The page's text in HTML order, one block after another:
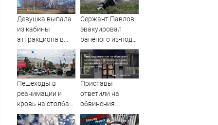
на самом
неожиданном
направлении.
Армия
реку. Ключевой
узел обороны пал
Девушка выпала
из кабины
аттракциона в
российском
городе
Сержант Павлов
эвакуировал
раненого из-под
артиллерийского
огня ВСУ
Пешеходы в
реанимации и
кровь на столбах:
всё, что известно
Приставы
ответили на
обвинения
жительницы